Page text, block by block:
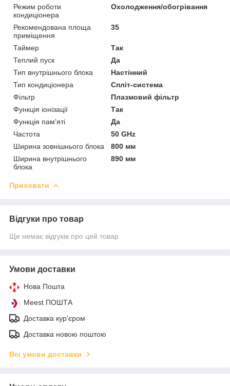
Режим роботи
кондиціонера
Охолодження/обогрівання
Рекомендована площа
приміщення
35
Таймер
Так
Теплий пуск
Да
Тип внутрішнього блока
Настінний
Тип кондиціонера
Спліт-система
Фільтр
Плазмовий фільтр
Функція іонізації
Так
Функція пам'яті
Да
Частота
50 GHz
Ширина зовнішнього блока
800 мм
Ширина внутрішнього
блока
890 мм
Приховати
Відгуки про товар
Ще немає відгуків про цей товар
Умови доставки
Нова Пошта
Meest ПОШТА
Доставка кур'єром
Доставка новою поштою
Всі умови доставки